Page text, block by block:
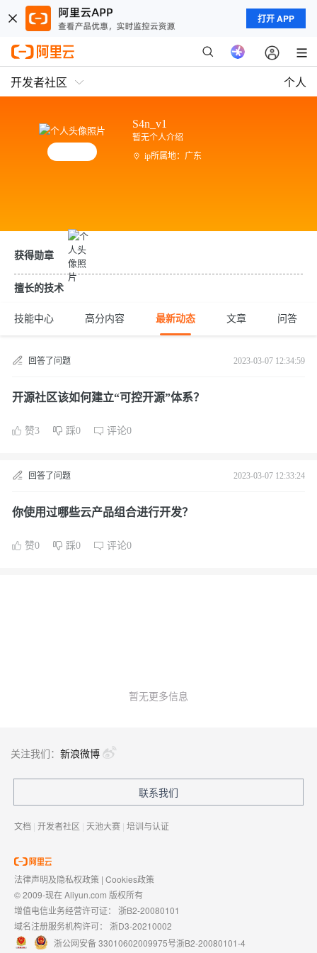
打开 APP
开发者社区 个人
S4n_v1
暂无个人介绍
ip所属地：广东
获得勋章
擅长的技术
技能中心 高分内容 最新动态 文章 问答
回答了问题 2023-03-07 12:34:59
开源社区该如何建立“可控开源”体系？
赞3 踩0 评论0
回答了问题 2023-03-07 12:33:24
你使用过哪些云产品组合进行开发？
赞0 踩0 评论0
暂无更多信息
关注我们： 新浪微博
联系我们
文档 | 开发者社区 | 天池大赛 | 培训与认证
法律声明及隐私权政策 | Cookies政策
© 2009-现在 Aliyun.com 版权所有
增值电信业务经营许可证： 浙B2-20080101
域名注册服务机构许可： 浙D3-20210002
浙公网安备 33010602009975号浙B2-20080101-4